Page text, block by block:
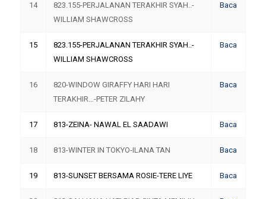
14
823.155-PERJALANAN TERAKHIR SYAH..-
WILLIAM SHAWCROSS
Baca
15
823.155-PERJALANAN TERAKHIR SYAH..-
WILLIAM SHAWCROSS
Baca
16
820-WINDOW GIRAFFY HARI HARI
TERAKHIR…-PETER ZILAHY
Baca
17 813-ZEINA- NAWAL EL SAADAWI Baca
18 813-WINTER IN TOKYO-ILANA TAN Baca
19 813-SUNSET BERSAMA ROSIE-TERE LIYE Baca